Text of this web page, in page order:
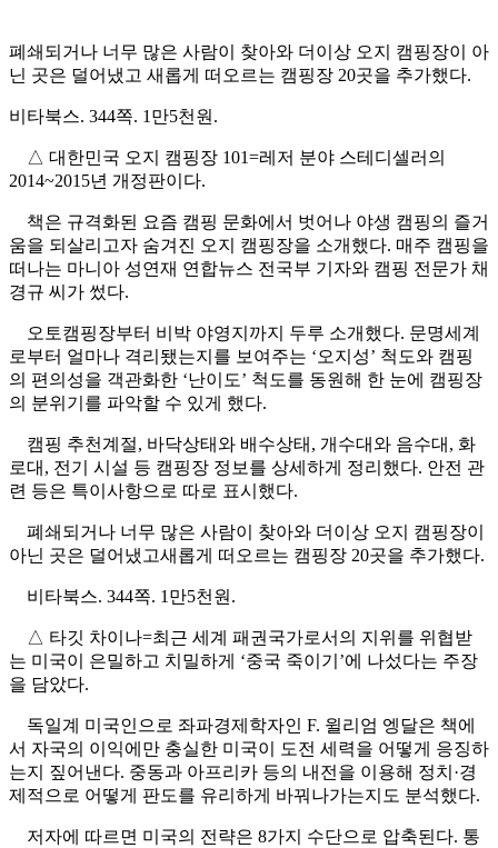
폐쇄되거나 너무 많은 사람이 찾아와 더이상 오지 캠핑장이 아
닌 곳은 덜어냈고 새롭게 떠오르는 캠핑장 20곳을 추가했다.
비타북스. 344쪽. 1만5천원.
△ 대한민국 오지 캠핑장 101=레저 분야 스테디셀러의
2014~2015년 개정판이다.
책은 규격화된 요즘 캠핑 문화에서 벗어나 야생 캠핑의 즐거
움을 되살리고자 숨겨진 오지 캠핑장을 소개했다. 매주 캠핑을
떠나는 마니아 성연재 연합뉴스 전국부 기자와 캠핑 전문가 채
경규 씨가 썼다.
오토캠핑장부터 비박 야영지까지 두루 소개했다. 문명세계
로부터 얼마나 격리됐는지를 보여주는 ‘오지성’ 척도와 캠핑
의 편의성을 객관화한 ‘난이도’ 척도를 동원해 한 눈에 캠핑장
의 분위기를 파악할 수 있게 했다.
캠핑 추천계절, 바닥상태와 배수상태, 개수대와 음수대, 화
로대, 전기 시설 등 캠핑장 정보를 상세하게 정리했다. 안전 관
련 등은 특이사항으로 따로 표시했다.
폐쇄되거나 너무 많은 사람이 찾아와 더이상 오지 캠핑장이
아닌 곳은 덜어냈고새롭게 떠오르는 캠핑장 20곳을 추가했다.
비타북스. 344쪽. 1만5천원.
△ 타깃 차이나=최근 세계 패권국가로서의 지위를 위협받
는 미국이 은밀하고 치밀하게 ‘중국 죽이기’에 나섰다는 주장
을 담았다.
독일계 미국인으로 좌파경제학자인 F. 윌리엄 엥달은 책에
서 자국의 이익에만 충실한 미국이 도전 세력을 어떻게 응징하
는지 짚어낸다. 중동과 아프리카 등의 내전을 이용해 정치·경
제적으로 어떻게 판도를 유리하게 바꿔나가는지도 분석했다.
저자에 따르면 미국의 전략은 8가지 수단으로 압축된다. 통